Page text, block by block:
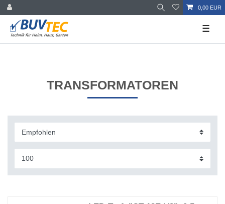
0,00 EUR
☰
TRANSFORMATOREN